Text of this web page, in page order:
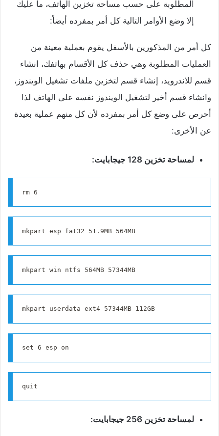
المطلوبة على حسب مساحة تخزين الهاتف، ما عليك
إلا وضع الأوامر التالية كل أمر بمفرده أيضاً:
كل أمر من المذكورين بالأسفل يقوم بعملية معينة من
العمليات المطلوبة وهي حذف كل الأقسام بهاتفك، انشاء
قسم للاندرويد، إنشاء قسم لتخزين ملفات تشغيل الويندوز،
وانشاء قسم أخير لتشغيل الويندوز نفسه على الهاتف لذا
أحرص على وضع كل أمر بمفرده لأن كل منهم عملية بعيدة
عن الأخرى:
لمساحة تخزين 128 جيجابايت:
rm 6
mkpart esp fat32 51.9MB 564MB
mkpart win ntfs 564MB 57344MB
mkpart userdata ext4 57344MB 112GB
set 6 esp on
quit
لمساحة تخزين 256 جيجابايت: